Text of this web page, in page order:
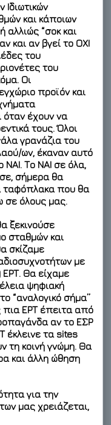
και κάποιων
αλλιώς “σοκ και
και αν βγεί το ΟΧΙ
του
του
Οι
προϊόν και
όταν έχουν να
τους. Όλοι
γρανάζια του
ων, έκαναν αυτό
ΝΑΙ. Το ΝΑΙ σε όλα,
σήμερα θα
ταφόπλακα που θα
σε όλους μας.
ξεκινούσε
σταθμών και
σκίζαμε
με
ΕΡΤ. Θα είχαμε
ψηφιακή
“αναλογικό σήμα”
πια ΕΡΤ έπειτα από
αν το ΕΣΡ
έκλεινε τα sites
τη κοινή γνώμη. Θα
και άλλη ώθηση
για την
μας χρειάζεται,